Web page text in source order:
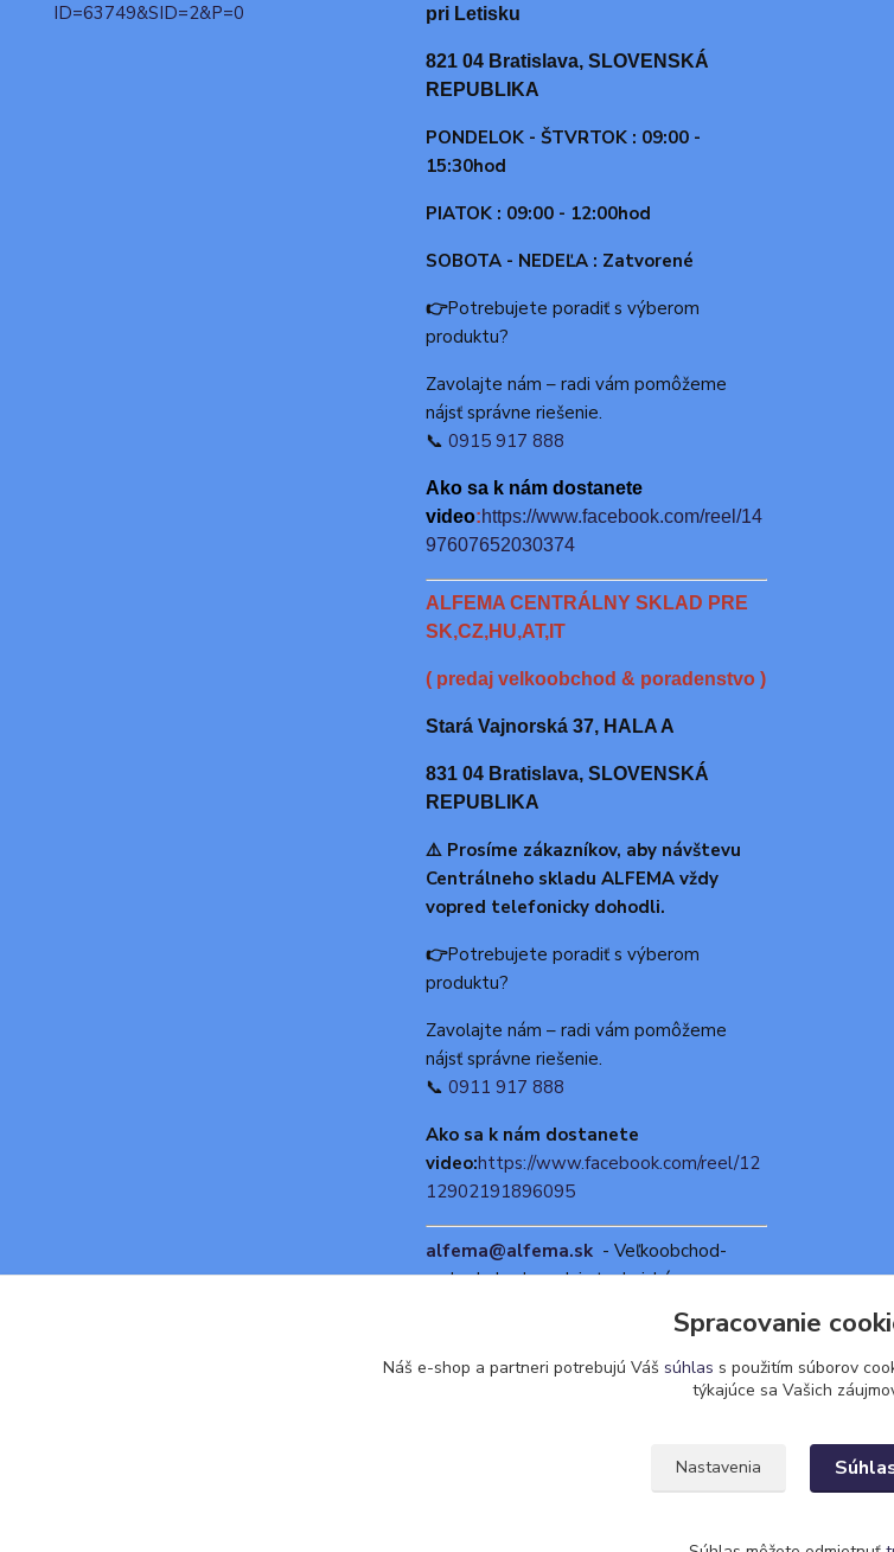
ID=63749&SID=2&P=0
pri Letisku
821 04 Bratislava, SLOVENSKÁ
REPUBLIKA
PONDELOK - ŠTVRTOK : 09:00 -
15:30hod
PIATOK : 09:00 - 12:00hod
SOBOTA - NEDEĽA : Zatvorené
👉Potrebujete poradiť s výberom
produktu?
Zavolajte nám – radi vám pomôžeme
nájsť správne riešenie.
📞 0915 917 888
Ako sa k nám dostanete
video:https://www.facebook.com/reel/14
97607652030374
ALFEMA CENTRÁLNY SKLAD PRE
SK,CZ,HU,AT,IT
( predaj velkoobchod & poradenstvo )
Stará Vajnorská 37, HALA A
831 04 Bratislava, SLOVENSKÁ
REPUBLIKA
⚠️ Prosíme zákazníkov, aby návštevu
Centrálneho skladu ALFEMA vždy
vopred telefonicky dohodli.
👉Potrebujete poradiť s výberom
produktu?
Zavolajte nám – radi vám pomôžeme
nájsť správne riešenie.
📞 0911 917 888
Ako sa k nám dostanete
video:https://www.facebook.com/reel/12
12902191896095
alfema@alfema.sk- Veľkoobchod-
maloobchod predaj , technické
- E-shop objednávky
Spracovanie
Náš e-shop a partneri potrebujú Váš súhlas s použitím súborov
týkajúce sa Vašich
Nastavenia